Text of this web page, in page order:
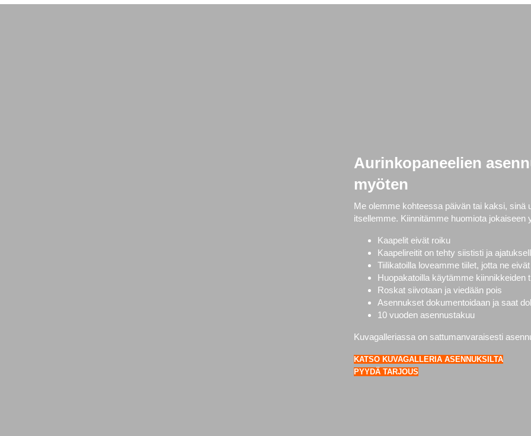
Aurinkopaneelien
myöten
Me olemme kohteessa päivän tai kaksi,
itsellemme. Kiinnitämme huomiota
Kaapelit eivät roiku
Kaapelireitit on tehty siististi ja
Tiilikatoilla loveamme tiilet, jotta ne
Huopakatoilla käytämme
Roskat siivotaan ja viedään pois
Asennukset dokumentoidaan ja saat
10 vuoden asennustakuu
Kuvagalleriassa on sattumanvaraisesti
KATSO KUVAGALLERIA ASENNUKSILTA
PYYDÄ TARJOUS